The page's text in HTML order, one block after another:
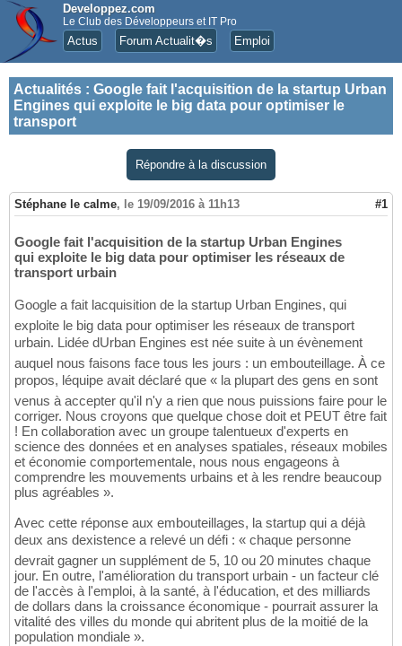
Developpez.com
Le Club des Développeurs et IT Pro
Actus Forum Actualit�s Emploi
Actualités : Google fait l'acquisition de la startup Urban
Engines qui exploite le big data pour optimiser le
transport
Répondre à la discussion
Stéphane le calme, le 19/09/2016 à 11h13 #1
Google fait l'acquisition de la startup Urban Engines
qui exploite le big data pour optimiser les réseaux de
transport urbain
Google a fait lacquisition de la startup Urban Engines, qui
exploite le big data pour optimiser les réseaux de transport
urbain. Lidée dUrban Engines est née suite à un évènement
auquel nous faisons face tous les jours : un embouteillage. À ce
propos, léquipe avait déclaré que « la plupart des gens en sont
venus à accepter qu'il n'y a rien que nous puissions faire pour le
corriger. Nous croyons que quelque chose doit et PEUT être fait
! En collaboration avec un groupe talentueux d'experts en
science des données et en analyses spatiales, réseaux mobiles
et économie comportementale, nous nous engageons à
comprendre les mouvements urbains et à les rendre beaucoup
plus agréables ».
Avec cette réponse aux embouteillages, la startup qui a déjà
deux ans dexistence a relevé un défi : « chaque personne
devrait gagner un supplément de 5, 10 ou 20 minutes chaque
jour. En outre, l'amélioration du transport urbain - un facteur clé
de l'accès à l'emploi, à la santé, à l'éducation, et des milliards
de dollars dans la croissance économique - pourrait assurer la
vitalité des villes du monde qui abritent plus de la moitié de la
population mondiale ».